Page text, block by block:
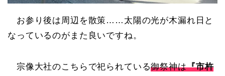
お参り後は周辺を散策……太陽の光が木漏れ日と
なっているのがまた良いですね。
宗像大社のこちらで祀られている御祭神は『市杵